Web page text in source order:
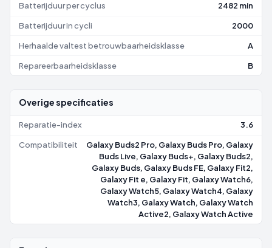
Batterijduur per cyclus 2482 min
Batterijduur in cycli 2000
Herhaalde valtest betrouwbaarheidsklasse A
Repareerbaarheidsklasse B
Overige specificaties
Reparatie-index 3.6
Compatibiliteit
Galaxy Buds2 Pro, Galaxy Buds Pro, Galaxy
Buds Live, Galaxy Buds+, Galaxy Buds2,
Galaxy Buds, Galaxy Buds FE, Galaxy Fit2,
Galaxy Fit e, Galaxy Fit, Galaxy Watch6,
Galaxy Watch5, Galaxy Watch4, Galaxy
Watch3, Galaxy Watch, Galaxy Watch
Active2, Galaxy Watch Active